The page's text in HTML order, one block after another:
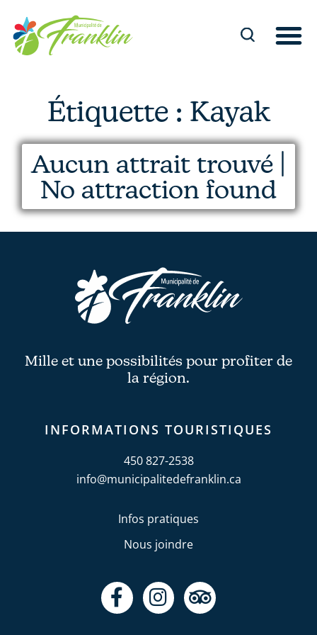
contenu
Étiquette : Kayak
Aucun attrait trouvé |
No attraction found
Mille et une possibilités pour profiter de
la région.
INFORMATIONS TOURISTIQUES
450 827-2538
info@municipalitedefranklin.ca
F
a
I
n
T
r
Infos pratiques
Nous joindre